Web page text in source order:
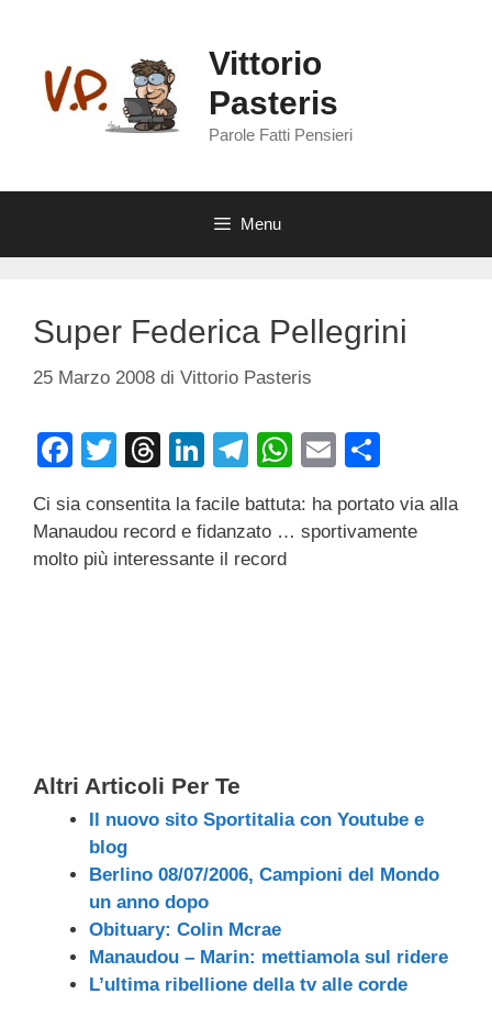
contenuto
Vittorio
Pasteris
Parole Fatti Pensieri
Menu
Super Federica Pellegrini
25 Marzo 2008 di Vittorio Pasteris
F
c
e
T
tt
er
T
e
a
Li
k
e
T
e
gr
W
at
E
ail n
Ci sia consentita la facile battuta: ha portato via alla
Manaudou record e fidanzato … sportivamente
molto più interessante il record
Altri Articoli Per Te
Il nuovo sito Sportitalia con Youtube e
blog
Berlino 08/07/2006, Campioni del Mondo
un anno dopo
Obituary: Colin Mcrae
Manaudou – Marin: mettiamola sul ridere
L’ultima ribellione della tv alle corde